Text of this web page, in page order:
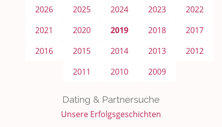
2026 2025 2024 2023
2022
2021
2020 2019 2018
2017
2016
2015 2014 2013
2012
2011
2010 2009
Dating & Partnersuche
Unsere Erfolgsgeschichten